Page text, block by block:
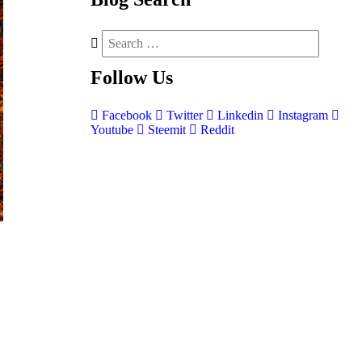
Follow Us
Facebook Twitter Linkedin
Instagram
Youtube
Steemit Reddit